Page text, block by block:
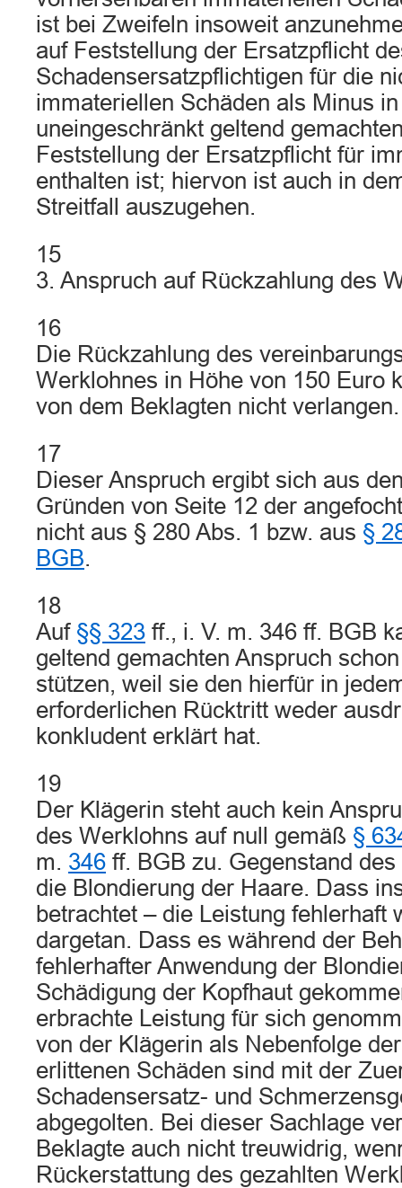
ist bei Zweifeln insoweit
auf Feststellung der Ersatzpflicht
Schadensersatzpflichtigen für die
immateriellen Schäden als Minus
uneingeschränkt geltend
Feststellung der Ersatzpflicht für
enthalten ist; hiervon ist auch in
Streitfall auszugehen.
15
3. Anspruch auf Rückzahlung des
16
Die Rückzahlung des
Werklohnes in Höhe von 150 Euro
von dem Beklagten nicht verlangen.
17
Dieser Anspruch ergibt sich aus
Gründen von Seite 12 der
nicht aus § 280 Abs. 1 bzw. aus §
BGB.
18
Auf §§ 323 ff., i. V. m. 346 ff. BGB
geltend gemachten Anspruch
stützen, weil sie den hierfür in
erforderlichen Rücktritt weder
konkludent erklärt hat.
19
Der Klägerin steht auch kein
des Werklohns auf null gemäß §
m. 346 ff. BGB zu. Gegenstand
die Blondierung der Haare. Dass
betrachtet – die Leistung fehlerhaft
dargetan. Dass es während der
fehlerhafter Anwendung der
Schädigung der Kopfhaut
erbrachte Leistung für sich
von der Klägerin als Nebenfolge
erlittenen Schäden sind mit der
Schadensersatz- und
abgegolten. Bei dieser Sachlage
Beklagte auch nicht treuwidrig,
Rückerstattung des gezahlten